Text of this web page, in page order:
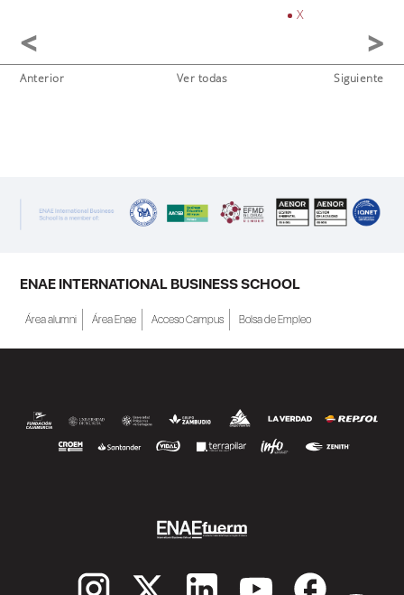
X
Anterior Ver todas Siguiente
ENAE INTERNATIONAL BUSINESS SCHOOL
Área alumni Área Enae Acceso Campus Bolsa de Empleo